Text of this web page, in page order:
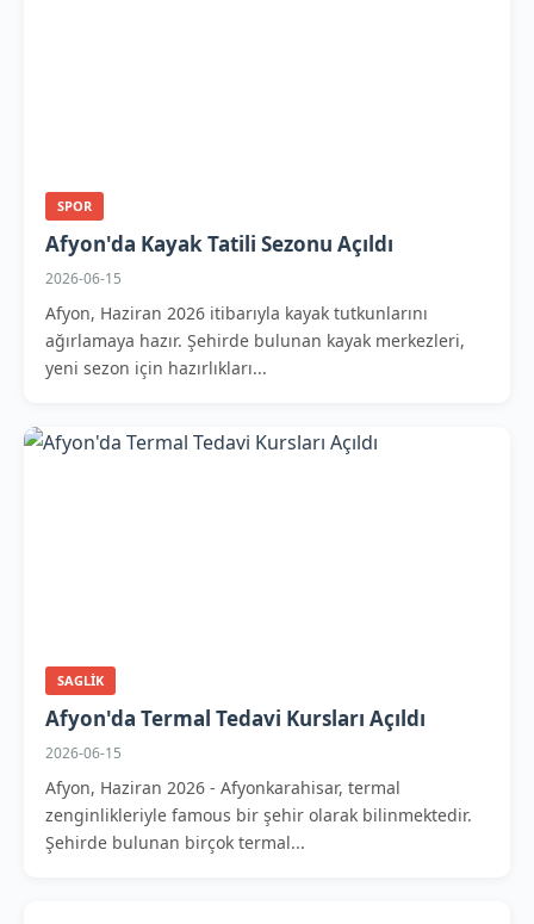
SPOR
Afyon'da Kayak Tatili Sezonu Açıldı
2026-06-15
Afyon, Haziran 2026 itibarıyla kayak tutkunlarını
ağırlamaya hazır. Şehirde bulunan kayak merkezleri,
yeni sezon için hazırlıkları...
SAGLIK
Afyon'da Termal Tedavi Kursları Açıldı
2026-06-15
Afyon, Haziran 2026 - Afyonkarahisar, termal
zenginlikleriyle famous bir şehir olarak bilinmektedir.
Şehirde bulunan birçok termal...